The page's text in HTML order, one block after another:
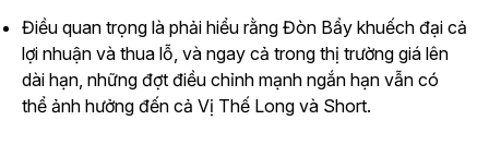
Điều quan trọng là phải hiểu rằng Đòn Bẩy khuếch đại cả
lợi nhuận và thua lỗ, và ngay cả trong thị trường giá lên
dài hạn, những đợt điều chỉnh mạnh ngắn hạn vẫn có
thể ảnh hưởng đến cả Vị Thế Long và Short.